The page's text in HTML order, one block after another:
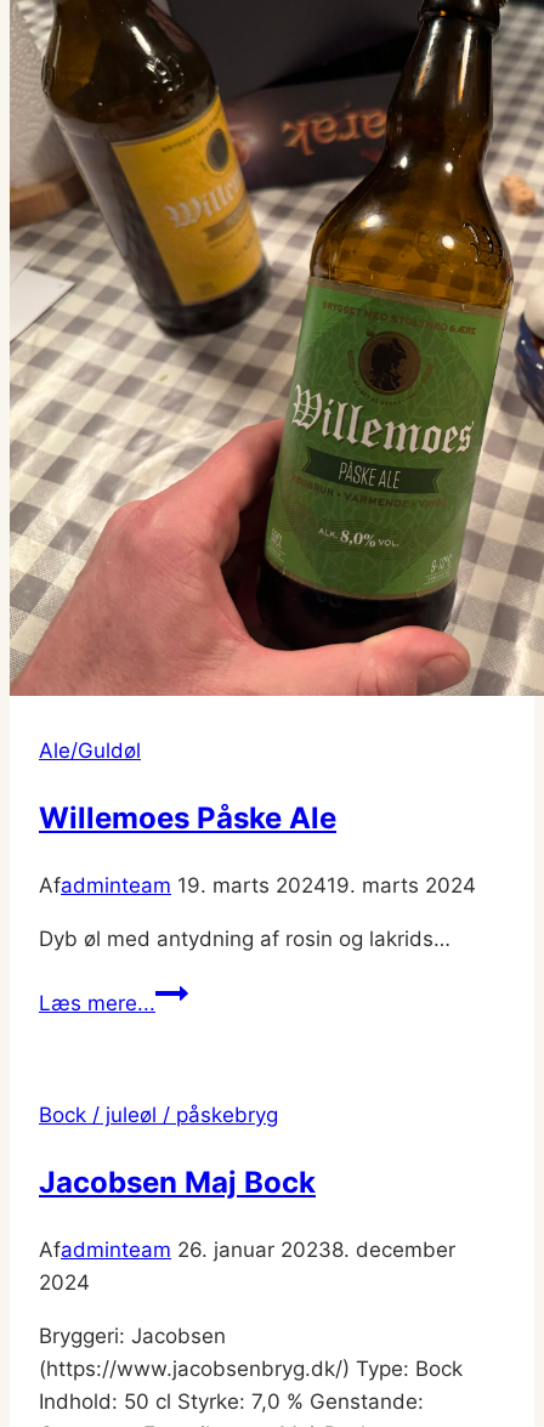
Ale/Guldøl
Willemoes Påske Ale
Afadminteam 19. marts 202419. marts 2024
Dyb øl med antydning af rosin og lakrids…
Læs mere...Willemoes
Bock / juleøl / påskebryg
Jacobsen Maj Bock
Afadminteam 26. januar 20238. december
2024
Bryggeri: Jacobsen
(https://www.jacobsenbryg.dk/) Type: Bock
Indhold: 50 cl Styrke: 7,0 % Genstande: